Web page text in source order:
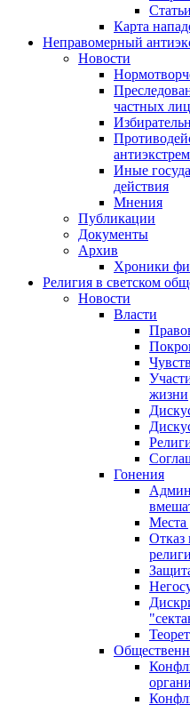
Карта
Неправомерный
Новости
частных лиц
Иные
действия
Мнения
Публикации
Документы
Архив
Хроники
Религия в светском
Новости
Власти
жизни
Гонения
Места
Отказ